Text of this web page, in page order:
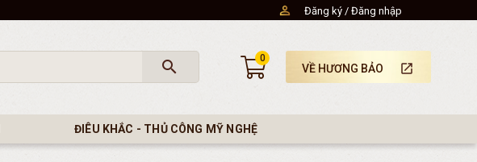
Đăng ký Đăng nhập
search 0
VỀ HƯƠNG BẢO launch
ĐIÊU KHẮC - THỦ CÔNG MỸ NGHỆ